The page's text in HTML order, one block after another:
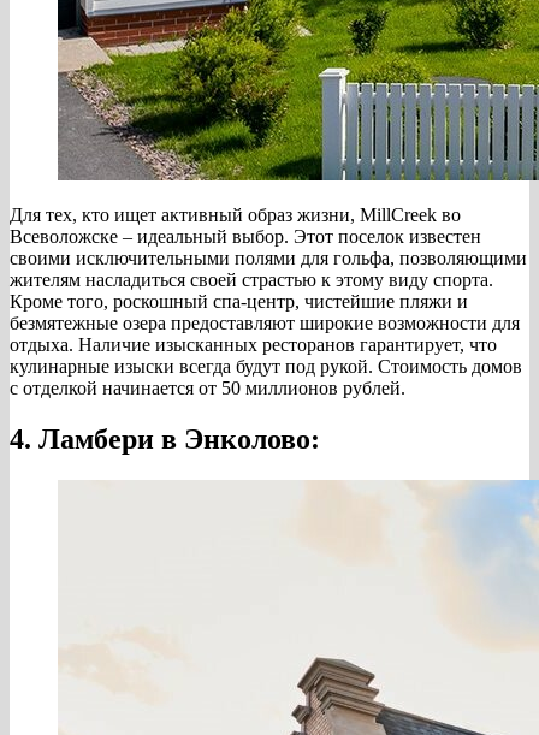
Для тех, кто ищет активный образ жизни, MillCreek во
Всеволожске – идеальный выбор. Этот поселок известен
своими исключительными полями для гольфа, позволяющими
жителям насладиться своей страстью к этому виду спорта.
Кроме того, роскошный спа-центр, чистейшие пляжи и
безмятежные озера предоставляют широкие возможности для
отдыха. Наличие изысканных ресторанов гарантирует, что
кулинарные изыски всегда будут под рукой. Стоимость домов
с отделкой начинается от 50 миллионов рублей.
4. Ламбери в Энколово: